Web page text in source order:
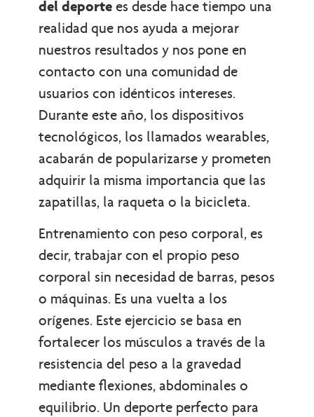
del deportees desde hace tiempo una
realidad que nos ayuda a mejorar
nuestros resultados y nos pone en
contacto con una comunidad de
usuarios con idénticos intereses.
Durante este año, los dispositivos
tecnológicos, los llamados wearables,
acabarán de popularizarse y prometen
adquirir la misma importancia que las
zapatillas, la raqueta o la bicicleta.
Entrenamiento con peso corporal, es
decir, trabajar con el propio peso
corporal sin necesidad de barras, pesos
o máquinas. Es una vuelta a los
orígenes. Este ejercicio se basa en
fortalecer los músculos a través de la
resistencia del peso a la gravedad
mediante flexiones, abdominales o
equilibrio. Un deporte perfecto para